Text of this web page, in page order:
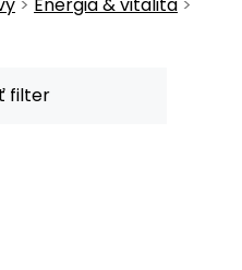
filter